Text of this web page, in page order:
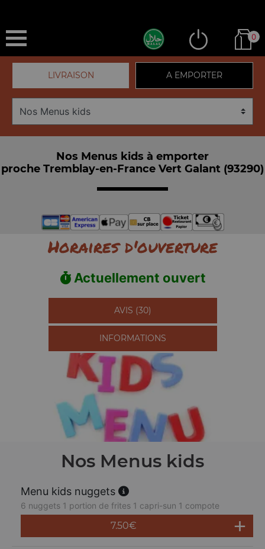
0
LIVRAISON A EMPORTER
Nos Menus kids à emporter
proche Tremblay-en-France Vert Galant (93290)
Horaires d'ouverture
Actuellement ouvert
AVIS (30)
INFORMATIONS
Nos Menus kids
Menu kids nuggets
6 nuggets 1 portion de frites 1 capri-sun 1 compote
7.50€